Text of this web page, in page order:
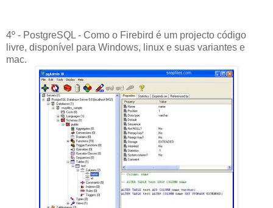
4º - PostgreSQL - Como o Firebird é um projecto código
livre, disponível para Windows, linux e suas variantes e
mac.